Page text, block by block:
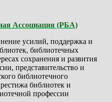
Ассоциация (РБА)
усилий, поддержка и
библиотечных
сохранения и развития
представительство и
библиотечного
библиотек и
профессии